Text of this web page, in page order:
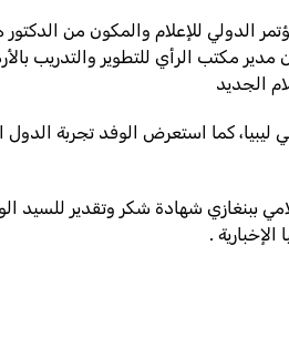
الدولي للإعلام والمكون من
مكتب الرأي للتطوير والتدريب
الجديد
كما استعرض الوفد تجربة الدول
قدمت صحيفة ليبيا الصادرة عن مركز 17 فبراير
.